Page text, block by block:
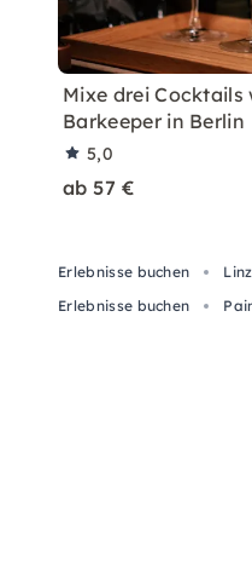
Mixe drei Cocktails
Barkeeper in Berlin
5,0
ab 57 €
Erlebnisse buchen Linz
Erlebnisse buchen